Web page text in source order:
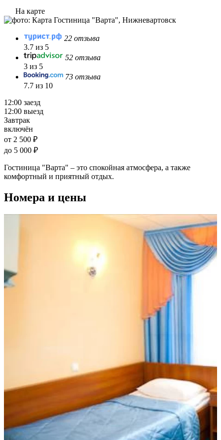
На карте
22 отзыва
3.7 из 5
52 отзыва
3 из 5
73 отзыва
7.7 из 10
12:00 заезд
12:00 выезд
Завтрак
включён
от 2 500 ₽
до 5 000 ₽
Гостиница "Варта" – это спокойная атмосфера, а также
комфортный и приятный отдых.
Номера и цены